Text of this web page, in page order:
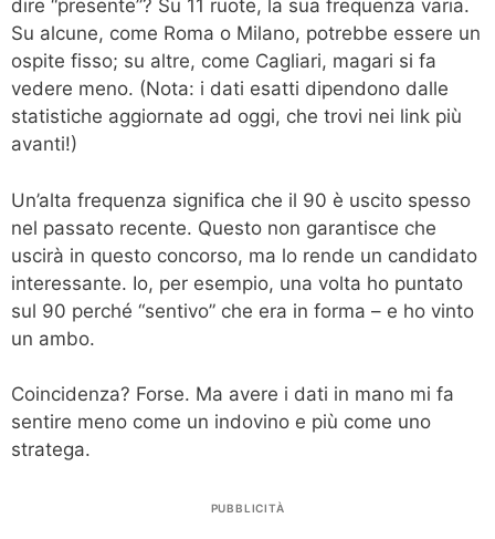
dire “presente”? Su 11 ruote, la sua frequenza varia.
Su alcune, come Roma o Milano, potrebbe essere un
ospite fisso; su altre, come Cagliari, magari si fa
vedere meno. (Nota: i dati esatti dipendono dalle
statistiche aggiornate ad oggi, che trovi nei link più
avanti!)
Un’alta frequenza significa che il 90 è uscito spesso
nel passato recente. Questo non garantisce che
uscirà in questo concorso, ma lo rende un candidato
interessante. Io, per esempio, una volta ho puntato
sul 90 perché “sentivo” che era in forma – e ho vinto
un ambo.
Coincidenza? Forse. Ma avere i dati in mano mi fa
sentire meno come un indovino e più come uno
stratega.
PUBBLICITÀ